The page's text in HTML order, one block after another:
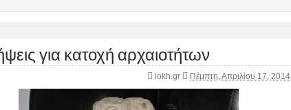
για κατοχή αρχαιοτήτων
iokh.gr Πέμπτη, Απριλίου 17, 2014